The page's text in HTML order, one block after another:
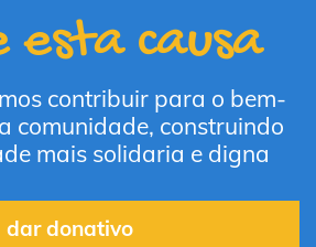
esta causa
contribuir para o bem-
comunidade, construindo
mais solidaria e digna
dar donativo